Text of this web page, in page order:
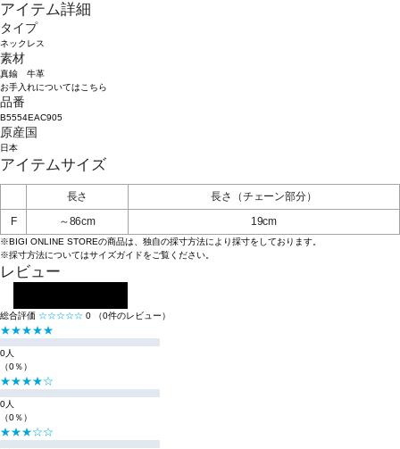
アイテム詳細
タイプ
ネックレス
素材
真鍮 牛革
お手入れについてはこちら
品番
B5554EAC905
原産国
日本
アイテムサイズ
長さ
長さ（チェーン部分）
F
～86cm 19cm
※BIGI ONLINE STOREの商品は、独自の採寸方法により採寸をしております。
※採寸方法についてはサイズガイドをご覧ください。
レビュー
総合評価 ☆☆☆☆☆ 0 （0件のレビュー）
★★★★★
0人
（0％）
★★★★☆
0人
（0％）
★★★☆☆